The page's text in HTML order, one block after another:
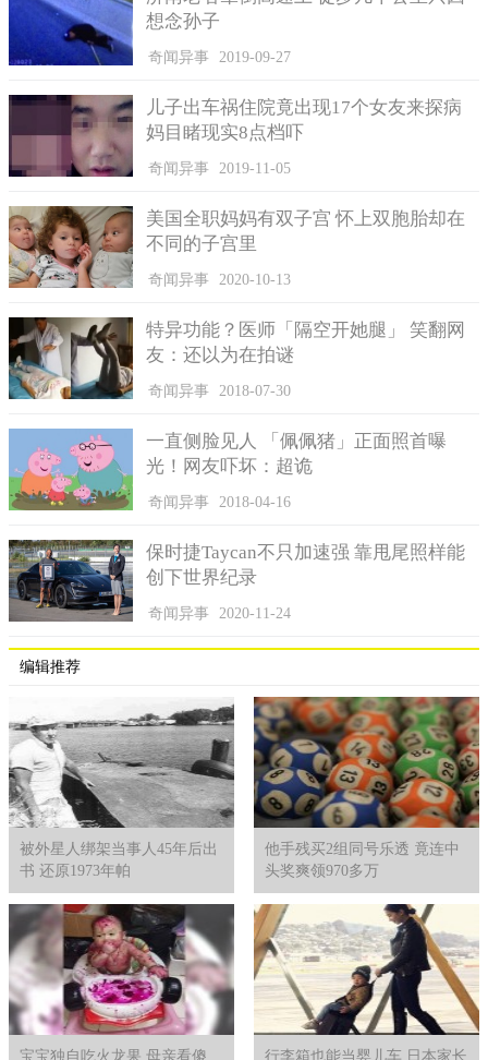
没跟餐厅说。
不过当他回家后，却按捺不住好奇心，还是打回餐厅告知这
博尔（Sandy Ingber）却惊呆了，他表示，在这间餐厅待了28年，
这是他第一次遇见这种事。他说明，餐厅的牡蛎是从维吉尼亚州
来的，在运送到餐厅前就会先去壳，这极度稀有，非常有趣又令
人兴奋。
牡蛎农场的经理德尔克（Jon Turcott）也赞同，天然产的珍珠
真的很稀有，珍珠必须花很多时间形成，而且通常在变那么大颗
前就会被采集起来了。牡蛎学者葛雷（Matthew W. Gray）则说
明，牡蛎要产出珍珠，环境和基因是影响产出机率的关键因子，
据了解，天然产出珍珠的机率约是1万分之1。
Livi）说，安塔许吃到的珍珠有一些明显的瑕疵，价值约是2000到
4000美元（约人民币13792到27584元）。目前安塔许还没决定要
怎么处置这个珍珠，不过他已经打算要二访这间牡蛎餐厅，看可
不可以吃到更多珍珠。
想念孙子
奇闻异事 2019-09-27
儿子出车祸住院竟出现17个女友来探病
妈目睹现实8点档吓
奇闻异事 2019-11-05
美国全职妈妈有双子宫 怀上双胞胎却在
不同的子宫里
奇闻异事 2020-10-13
特异功能？医师「隔空开她腿」 笑翻网
友：还以为在拍谜
奇闻异事 2018-07-30
一直侧脸见人 「佩佩猪」正面照首曝
光！网友吓坏：超诡
奇闻异事 2018-04-16
保时捷Taycan不只加速强 靠甩尾照样能
创下世界纪录
奇闻异事 2020-11-24
编辑推荐
被外星人绑架当事人45年后出
书 还原1973年帕
他手残买2组同号乐透 竟连中
头奖爽领970多万
宝宝独自吃火龙果 母亲看傻 行李箱也能当婴儿车 日本家长